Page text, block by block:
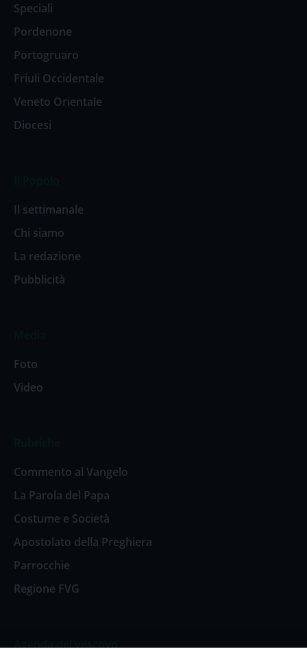
Speciali
Pordenone
Portogruaro
Friuli Occidentale
Veneto Orientale
Diocesi
Il settimanale
Chi siamo
La redazione
Pubblicità
Foto
Video
Commento al Vangelo
La Parola del Papa
Costume e Società
Apostolato della Preghiera
Parrocchie
Regione FVG
Agenda del vescovo